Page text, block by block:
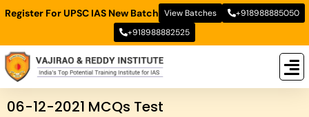
Register For UPSC IAS New Batch View Batches
+918988885050
+918988882525
06-12-2021 MCQs Test